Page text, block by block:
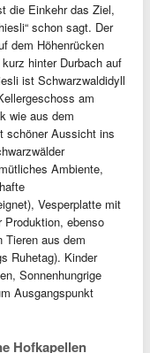
die Einkehr das Ziel,
schon sagt. Der
dem Höhenrücken
hinter Durbach auf
ist Schwarzwaldidyll
am
wie aus dem
schöner Aussicht ins
Ambiente,
Vesperplatte mit
Produktion, ebenso
Tieren aus dem
Ruhetag). Kinder
Sonnenhungrige
Ausgangspunkt
Hofkapellen